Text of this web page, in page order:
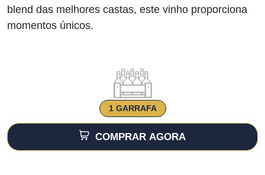
blend das melhores castas, este vinho proporciona
momentos únicos.
1 GARRAFA
COMPRAR AGORA